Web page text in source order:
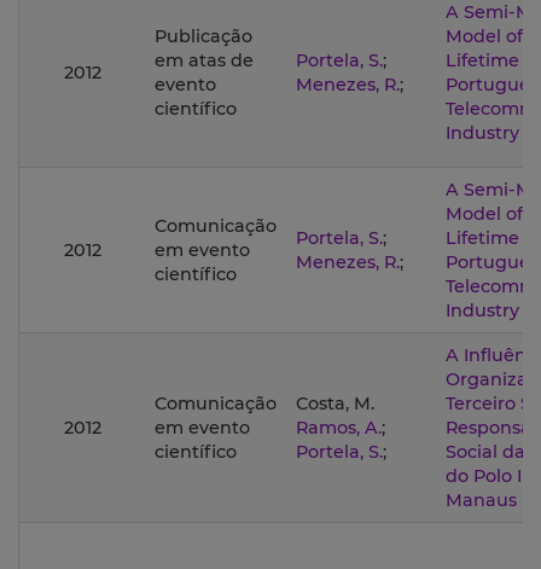
2012
Publicação
em atas de
evento
científico
Portela, S.;
Menezes, R.;
A Semi-
Model of
Lifetime
Industry
2012
Comunicação
em evento
científico
Portela, S.;
Menezes, R.;
A Semi-
Model of
Lifetime
Industry
2012
Comunicação
em evento
científico
Costa, M.
Ramos, A.;
Portela, S.;
A
Terceiro
Social das
do Polo
Manaus